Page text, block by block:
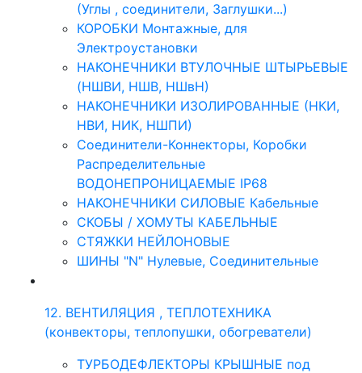
(Углы , соединители, Заглушки...)
КОРОБКИ Монтажные, для
Электроустановки
НАКОНЕЧНИКИ ВТУЛОЧНЫЕ ШТЫРЬЕВЫЕ
(НШВИ, НШВ, НШвН)
НАКОНЕЧНИКИ ИЗОЛИРОВАННЫЕ (НКИ,
НВИ, НИК, НШПИ)
Соединители-Коннекторы, Коробки
Распределительные
ВОДОНЕПРОНИЦАЕМЫЕ IP68
НАКОНЕЧНИКИ СИЛОВЫЕ Кабельные
СКОБЫ / ХОМУТЫ КАБЕЛЬНЫЕ
СТЯЖКИ НЕЙЛОНОВЫЕ
ШИНЫ "N" Нулевые, Соединительные
12. ВЕНТИЛЯЦИЯ , ТЕПЛОТЕХНИКА
(конвекторы, теплопушки, обогреватели)
ТУРБОДЕФЛЕКТОРЫ КРЫШНЫЕ под